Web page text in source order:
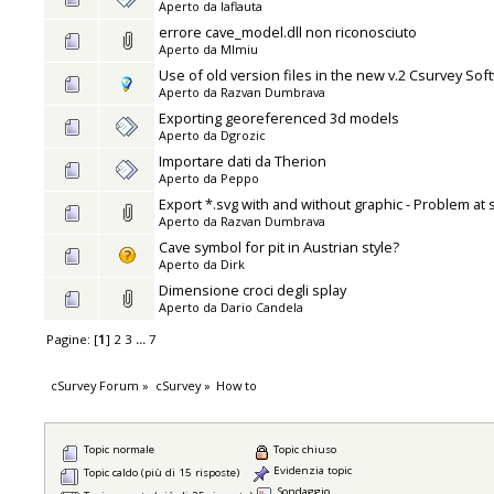
Aperto da laflauta
errore cave_model.dll non riconosciuto
Aperto da MImiu
Use of old version files in the new v.2 Csurvey
Aperto da Razvan Dumbrava
Exporting georeferenced 3d models
Aperto da Dgrozic
Importare dati da Therion
Aperto da Peppo
Export *.svg with and without graphic - Problem at
Aperto da Razvan Dumbrava
Cave symbol for pit in Austrian style?
Aperto da Dirk
Dimensione croci degli splay
Aperto da Dario Candela
Pagine: [1] 2 3 ...7
cSurvey Forum » cSurvey» How to
Topic normale
Topic caldo (più di 15 risposte)
Topic chiuso
Evidenzia topic
Sondaggio